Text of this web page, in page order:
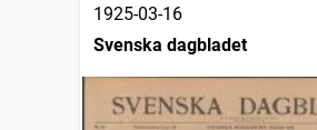
1925-03-16
Svenska dagbladet